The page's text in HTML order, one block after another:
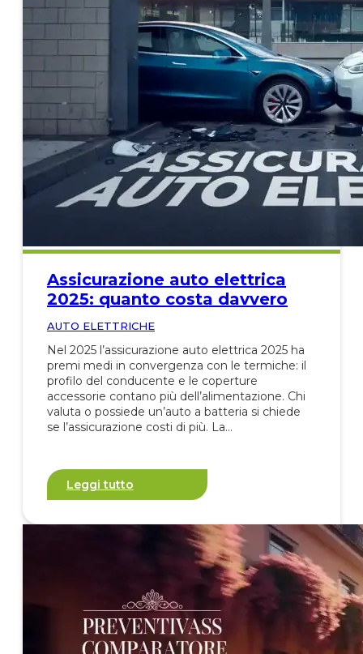
Assicurazione auto elettrica
2025: quanto costa davvero
AUTO ELETTRICHE
Nel 2025 l’assicurazione auto elettrica 2025 ha
premi medi in convergenza con le termiche: il
profilo del conducente e le coperture
accessorie contano più dell’alimentazione. Chi
valuta o possiede un’auto a batteria si chiede
se l’assicurazione costi di più. La…
Leggi tutto